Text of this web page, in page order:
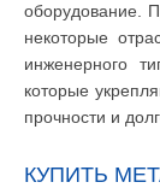
оборудование.
некоторые
инженерного
которые
прочности и
КУПИТЬ